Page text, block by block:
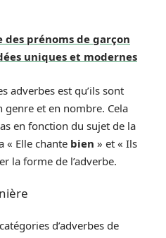
des prénoms de garçon
uniques et modernes
adverbes est qu’ils sont
et en nombre. Cela
en fonction du sujet de la
« Elle chante bien » et « Ils
la forme de l’adverbe.
d’adverbes de